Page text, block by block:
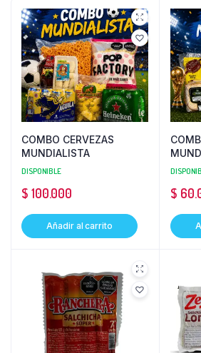
COMBO CERVEZAS
MUNDIALISTA
DISPONIBLE
$ 100.000
Añadir al carrito
$